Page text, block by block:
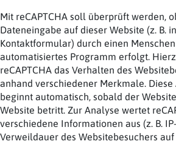
Mit reCAPTCHA soll überprüft werden,
Dateneingabe auf dieser Website (z. B.
Kontaktformular) durch einen
automatisiertes Programm erfolgt.
reCAPTCHA das Verhalten des
anhand verschiedener Merkmale. Diese
beginnt automatisch, sobald der
Website betritt. Zur Analyse wertet
verschiedene Informationen aus (z. B.
Verweildauer des Websitebesuchers